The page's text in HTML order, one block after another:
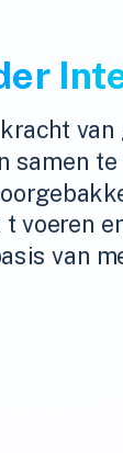
van
samen
voeren
van